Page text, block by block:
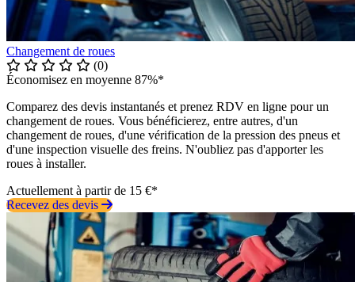
Changement de roues
(0)
Économisez en moyenne 87%*
Comparez des devis instantanés et prenez RDV en ligne pour un
changement de roues. Vous bénéficierez, entre autres, d'un
changement de roues, d'une vérification de la pression des pneus et
d'une inspection visuelle des freins. N'oubliez pas d'apporter les
roues à installer.
Actuellement à partir de 15 €*
Recevez des devis